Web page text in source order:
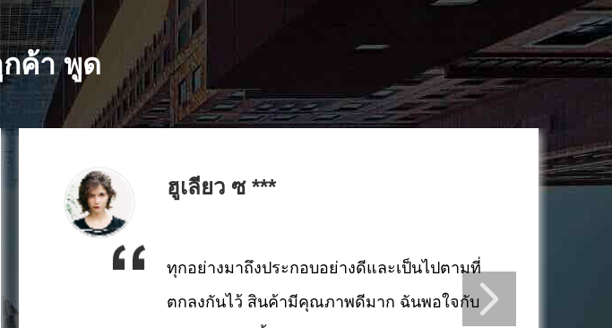
ค้า พูด
ฮูเลียว ซ ***
ทุกอย่างมาถึงประกอบอย่างดีและเป็นไปตามที่
ตกลงกันไว้ สินค้ามีคุณภาพดีมาก ฉันพอใจกับ